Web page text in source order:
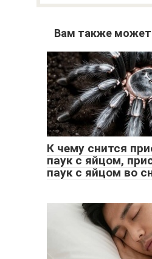
Вам также может
К чему снится
паук с яйцом,
паук с яйцом во